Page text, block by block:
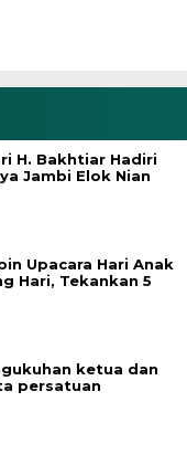
H. Bakhtiar Hadiri
Jambi Elok Nian
Upacara Hari Anak
Hari, Tekankan 5
ketua dan
persatuan